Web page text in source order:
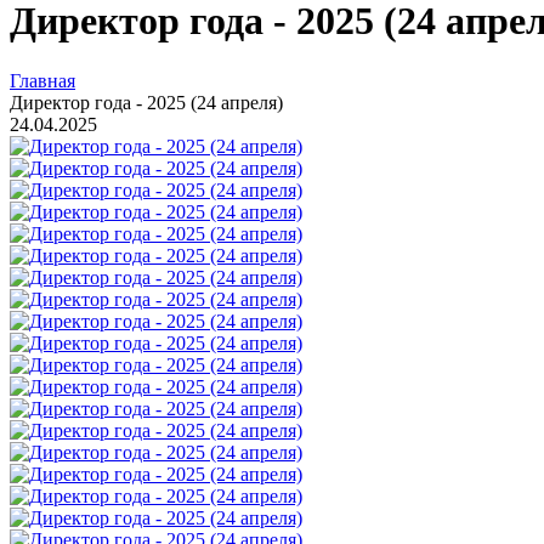
Директор года - 2025 (24
Главная
Директор года - 2025 (24 апреля)
24.04.2025